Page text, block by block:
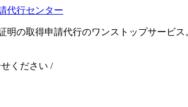
の取得申請代行のワンストップサービ
ください /